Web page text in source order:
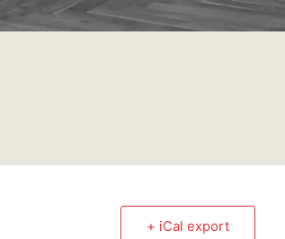
+ iCal export